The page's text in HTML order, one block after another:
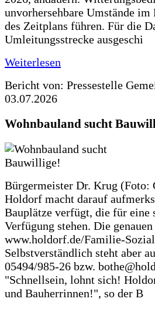
unvorhersehbare Umstände
des Zeitplans führen. Für die
Umleitungsstrecke ausgeschi
Weiterlesen
Bericht von: Pressestelle
03.07.2026
Wohnbauland sucht
Bürgermeister Dr. Krug (Foto:
Holdorf macht darauf
Bauplätze verfügt, die für eine
Verfügung stehen. Die
www.holdorf.de/Familie-
Selbstverständlich steht aber
05494/985-26 bzw.
"Schnellsein, lohnt sich!
und Bauherrinnen!", so der B